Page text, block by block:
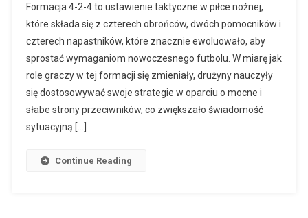
4-
2-
4:
Ewolucja
Ról,
Do
Formacja 4-2-4 to ustawienie taktyczne w piłce nożnej,
które składa się z czterech obrońców, dwóch pomocników i
czterech napastników, które znacznie ewoluowało, aby
sprostać wymaganiom nowoczesnego futbolu. W miarę jak
role graczy w tej formacji się zmieniały, drużyny nauczyły
się dostosowywać swoje strategie w oparciu o mocne i
słabe strony przeciwników, co zwiększało świadomość
sytuacyjną […]
Continue Reading